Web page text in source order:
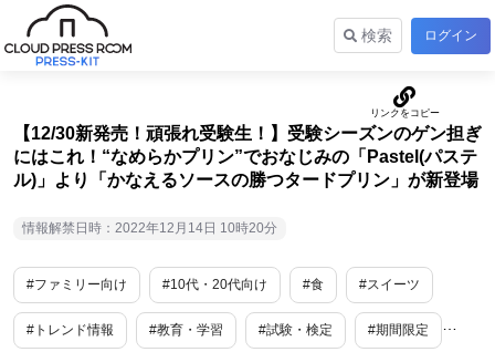
検索 ログイン
【12/30新発売！頑張れ受験生！】受験シーズンのゲン担ぎ
にはこれ！“なめらかプリン”でおなじみの「Pastel(パステ
ル)」より「かなえるソースの勝つタードプリン」が新登場
情報解禁日時：2022年12月14日 10時20分
#ファミリー向け #10代・20代向け #食 #スイーツ
#トレンド情報 #教育・学習 #試験・検定 #期間限定